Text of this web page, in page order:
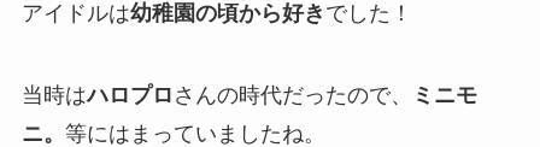
アイドルは幼稚園の頃から好き でした！
当時はハロプロ さんの時代だったので、
ミニモ
ニ。 等にはまっていましたね。